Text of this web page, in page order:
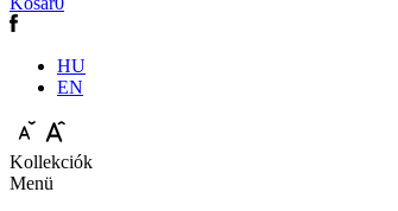
HU
EN
Kollekciók
Menü